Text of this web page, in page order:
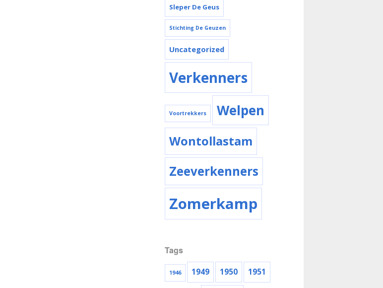
Sleper De Geus
Stichting De Geuzen
Uncategorized
Verkenners
Voortrekkers Welpen
Wontollastam
Zeeverkenners
Zomerkamp
Tags
1946 1949 1950 1951